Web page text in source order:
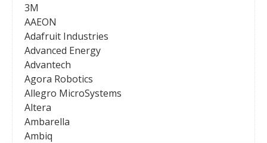
3M
AAEON
Adafruit Industries
Advanced Energy
Advantech
Agora Robotics
Allegro MicroSystems
Altera
Ambarella
Ambiq